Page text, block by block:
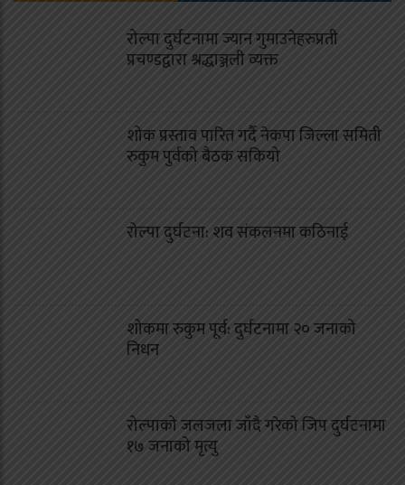
रोल्पा दुर्घटनामा ज्यान गुमाउनेहरुप्रती
प्रचण्डद्वारा श्रद्धाञ्जली व्यक्त
शोक प्रस्ताव पारित गर्दै नेकपा जिल्ला समिती
रुकुम पुर्वको बैठक सकियो
रोल्पा दुर्घटना: शव संकलनमा कठिनाई
शोकमा रुकुम पूर्व: दुर्घटनामा २० जनाको
निधन
रोल्पाको जलजला जाँदै गरेको जिप दुर्घटनामा
१७ जनाको मृत्यु